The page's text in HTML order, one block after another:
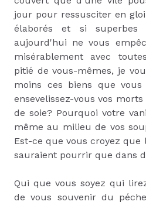
jour pour ressusciter en
élaborés et si superbes
aujourd'hui ne vous
misérablement avec
pitié de vous-mêmes, je
moins ces biens que
ensevelissez-vous vos
de soie? Pourquoi votre
même au milieu de vos
Est-ce que vous croyez que
sauraient pourrir que dans
Qui que vous soyez qui
de vous souvenir du